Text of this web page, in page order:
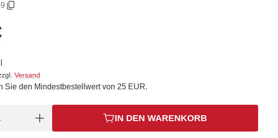
Versand
Sie den Mindestbestellwert von 25 EUR.
IN DEN WARENKORB